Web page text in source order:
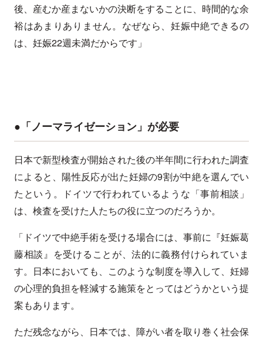
後、産むか産まないかの決断をすることに、時間的な余
裕はあまりありません。なぜなら、妊娠中絶できるの
は、妊娠22週未満だからです」
●「ノーマライゼーション」が必要
日本で新型検査が開始された後の半年間に行われた調査
によると、陽性反応が出た妊婦の9割が中絶を選んでい
たという。ドイツで行われているような「事前相談」
は、検査を受けた人たちの役に立つのだろうか。
「ドイツで中絶手術を受ける場合には、事前に『妊娠葛
藤相談』を受けることが、法的に義務付けられていま
す。日本においても、このような制度を導入して、妊婦
の心理的負担を軽減する施策をとってはどうかという提
案もあります。
ただ残念ながら、日本では、障がい者を取り巻く社会保